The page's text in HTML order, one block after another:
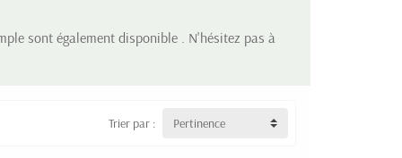
sont également disponible . N'hésitez pas à
Trier par : Pertinence